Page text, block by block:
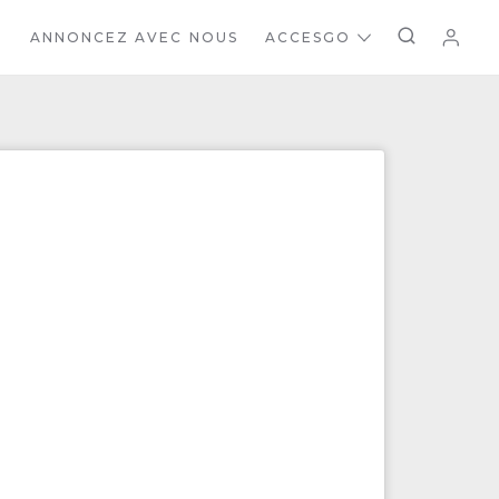
ANNONCEZ AVEC NOUS ACCESGO